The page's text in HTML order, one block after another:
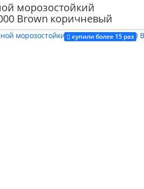
морозостойкий
Brown коричневый
купили более 15 раз